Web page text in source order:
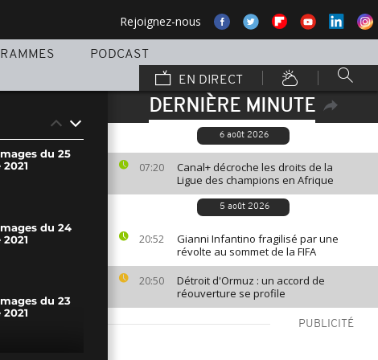
Rejoignez-nous
PODCAST
EN DIRECT
DERNIÈRE MINUTE
6 août 2026
07:20
Canal+ décroche les droits de la
Ligue des champions en Afrique
5 août 2026
20:52
Gianni Infantino fragilisé par une
révolte au sommet de la FIFA
20:50
Détroit d'Ormuz : un accord de
réouverture se profile
PUBLICITÉ
du 25
du 24
du 23